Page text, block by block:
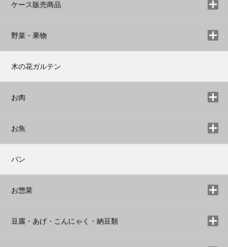
ケース販売商品
野菜・果物
木の花ガルテン
お肉
お魚
パン
お惣菜
豆腐・あげ・こんにゃく・納豆類